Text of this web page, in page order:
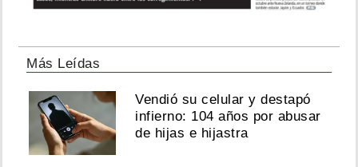
Mujer
acuerda
pena
por
Más Leídas
Vendió su celular y destapó
infierno: 104 años por abusar
de hijas e hijastra